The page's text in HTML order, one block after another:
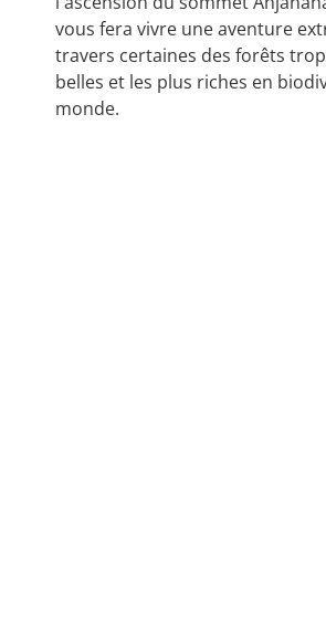
vous fera vivre une aventure
travers certaines des forêts
belles et les plus riches en
monde.